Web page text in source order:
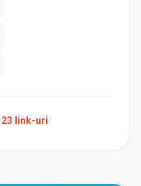
23 link-uri